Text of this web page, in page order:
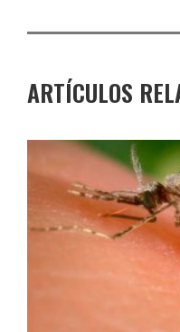
ARTÍCULOS